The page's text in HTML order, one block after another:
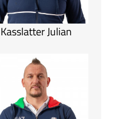
Kasslatter Julian